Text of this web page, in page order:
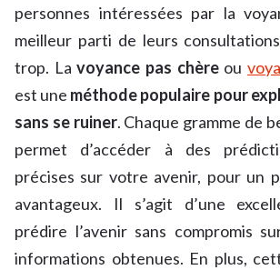
personnes intéressées par la
meilleur parti de leurs
trop. Lavoyance pas chèreou
est une méthode populaire pour
sans se ruiner. Chaque gramme de
permet d’accéder à des
précises sur votre avenir, pour un
avantageux. Il s’agit d’une
prédire l’avenir sans compromis
informations obtenues. En plus,